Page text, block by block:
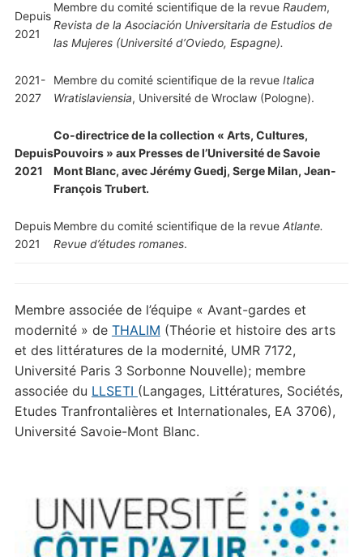
Depuis
2021
Membre du comité scientifique de la revue Raudem,
Revista de la Asociación Universitaria de Estudios de
las Mujeres (Université d’Oviedo, Espagne).
2021-
2027
Membre du comité scientifique de la revue Italica
Wratislaviensia, Université de Wroclaw (Pologne).
Depuis
2021
Co-directrice de la collection « Arts, Cultures,
Pouvoirs » aux Presses de l’Université de Savoie
Mont Blanc, avec Jérémy Guedj, Serge Milan, Jean-
François Trubert.
Depuis
2021
Membre du comité scientifique de la revue Atlante.
Revue d’études romanes.
Membre associée de l’équipe « Avant-gardes et
modernité » de THALIM (Théorie et histoire des arts
et des littératures de la modernité, UMR 7172,
Université Paris 3 Sorbonne Nouvelle); membre
associée du LLSETI (Langages, Littératures, Sociétés,
Etudes Tranfrontalières et Internationales, EA 3706),
Université Savoie-Mont Blanc.